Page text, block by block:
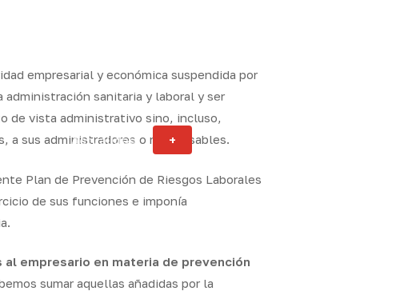
Integrity
Actualidad +
empresarial y económica suspendida por
sanitaria y laboral y ser
de vista administrativo sino, incluso,
a sus administradores o responsables.
Plan de Prevención de Riesgos Laborales
de sus funciones e imponía
empresario en materia de prevención
sumar aquellas añadidas por la